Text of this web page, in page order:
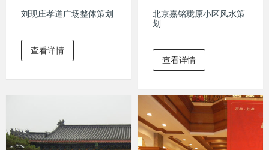
刘现庄孝道广场整体策划
查看详情
北京嘉铭珑原小区风水策
划
查看详情